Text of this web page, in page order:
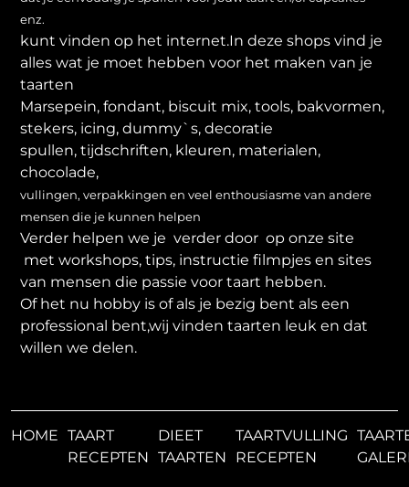
enz.
kunt vinden op het internet.In deze shops vind je
alles wat je moet hebben voor het maken van je
taarten
Marsepein, fondant, biscuit mix, tools, bakvormen,
stekers, icing, dummy`s, decoratie
spullen, tijdschriften, kleuren, materialen,
chocolade,
vullingen, verpakkingen en veel enthousiasme van andere
mensen die je kunnen helpen
Verder helpen we je verder door op onze site
met workshops, tips, instructie filmpjes en sites
van mensen die passie voor taart hebben.
Of het nu hobby is of als je bezig bent als een
professional bent,wij vinden taarten leuk en dat
willen we delen.
HOME TAART
RECEPTEN
DIEET
TAARTEN
TAARTVULLING
RECEPTEN